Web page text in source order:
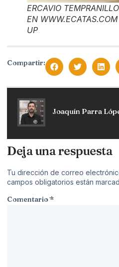
ERCAVIO
EN
UP
Compartir:
Joaquín Parra
Deja una respuesta
Tu dirección de correo
campos obligatorios están
Comentario*